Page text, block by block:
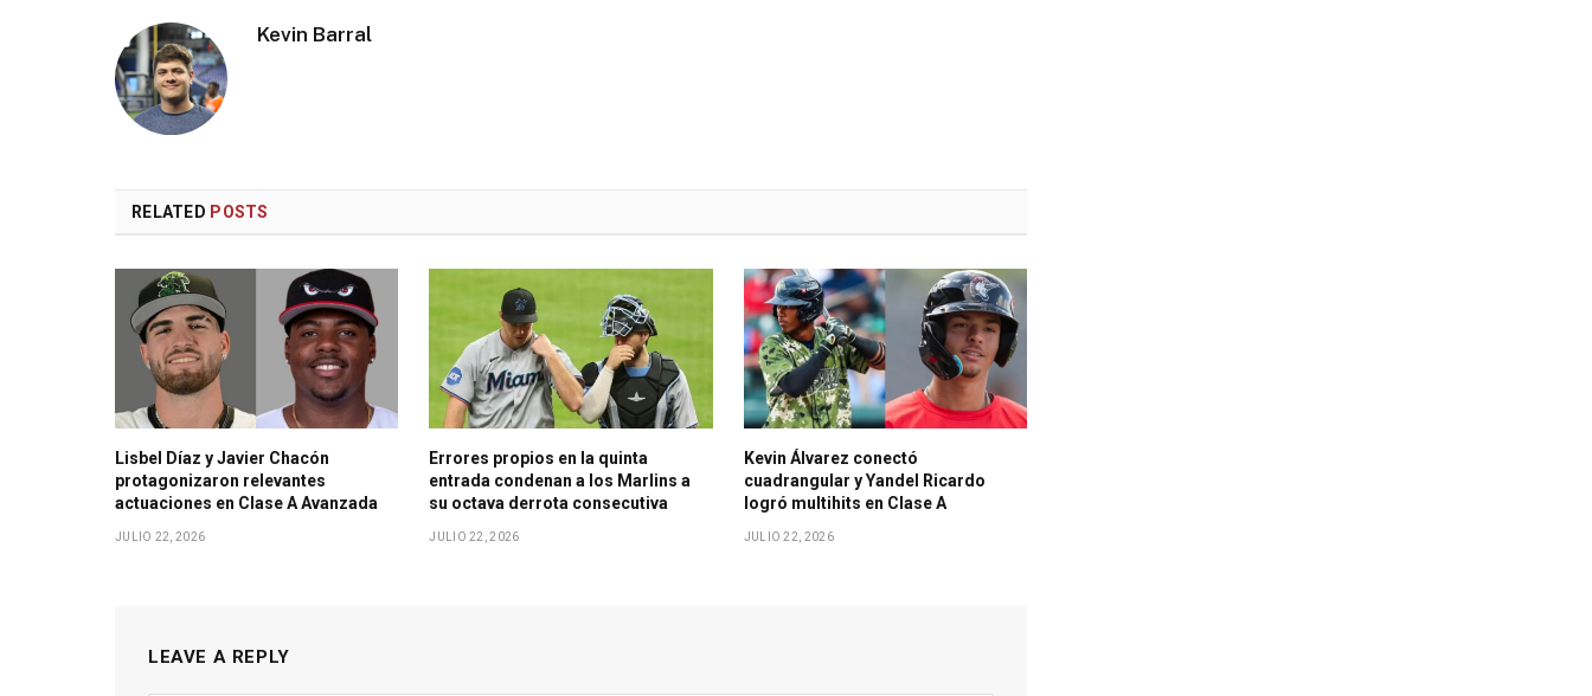
Kevin Barral
RELATED POSTS
Lisbel Díaz y Javier Chacón
protagonizaron relevantes
actuaciones en Clase A Avanzada
JULIO 22, 2026
Errores propios en la quinta
entrada condenan a los Marlins a
su octava derrota consecutiva
JULIO 22, 2026
Kevin Álvarez conectó
cuadrangular y Yandel Ricardo
logró multihits en Clase A
JULIO 22, 2026
LEAVE A REPLY